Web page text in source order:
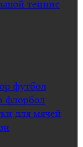
теннис
футбол
флорбол
для мячей